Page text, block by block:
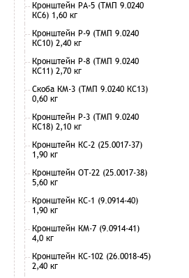
Кронштейн РА-5 (ТМП 9.0240
КС6) 1,60 кг
Кронштейн Р-9 (ТМП 9.0240
КС10) 2,40 кг
Кронштейн Р-8 (ТМП 9.0240
КС11) 2,70 кг
Скоба КМ-3 (ТМП 9.0240 КС13)
0,60 кг
Кронштейн Р-3 (ТМП 9.0240
КС18) 2,10 кг
Кронштейн КС-2 (25.0017-37)
1,90 кг
Кронштейн ОТ-22 (25.0017-38)
5,60 кг
Кронштейн КС-1 (9.0914-40)
1,90 кг
Кронштейн КМ-7 (9.0914-41)
4,0 кг
Кронштейн КС-102 (26.0018-45)
2,40 кг